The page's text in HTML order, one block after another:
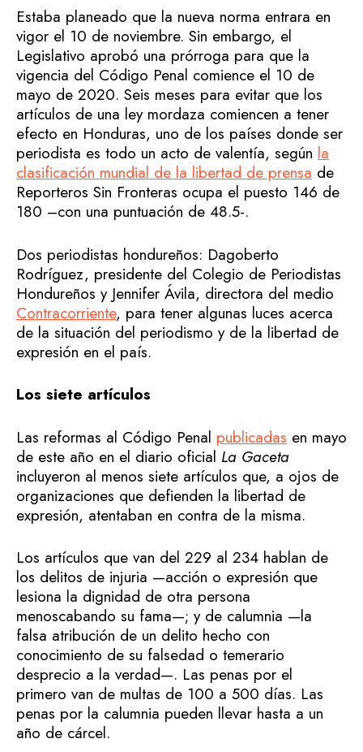
Estaba planeado que la nueva norma entrara en
vigor el 10 de noviembre. Sin embargo, el
Legislativo aprobó una prórroga para que la
vigencia del Código Penal comience el 10 de
mayo de 2020. Seis meses para evitar que los
artículos de una ley mordaza comiencen a tener
efecto en Honduras, uno de los países donde ser
periodista es todo un acto de valentía, según la
clasificación mundial de la libertad de prensa de
Reporteros Sin Fronteras ocupa el puesto 146 de
180 –con una puntuación de 48.5-.
Dos periodistas hondureños: Dagoberto
Rodríguez, presidente del Colegio de Periodistas
Hondureños y Jennifer Ávila, directora del medio
Contracorriente, para tener algunas luces acerca
de la situación del periodismo y de la libertad de
expresión en el país.
Los siete artículos
Las reformas al Código Penal publicadas en mayo
de este año en el diario oficial La Gaceta
incluyeron al menos siete artículos que, a ojos de
organizaciones que defienden la libertad de
expresión, atentaban en contra de la misma.
Los artículos que van del 229 al 234 hablan de
los delitos de injuria —acción o expresión que
lesiona la dignidad de otra persona
menoscabando su fama—; y de calumnia —la
falsa atribución de un delito hecho con
conocimiento de su falsedad o temerario
desprecio a la verdad—. Las penas por el
primero van de multas de 100 a 500 días. Las
penas por la calumnia pueden llevar hasta a un
año de cárcel.